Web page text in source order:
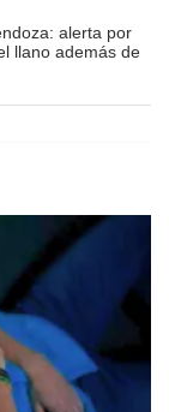
alerta por
llano además de